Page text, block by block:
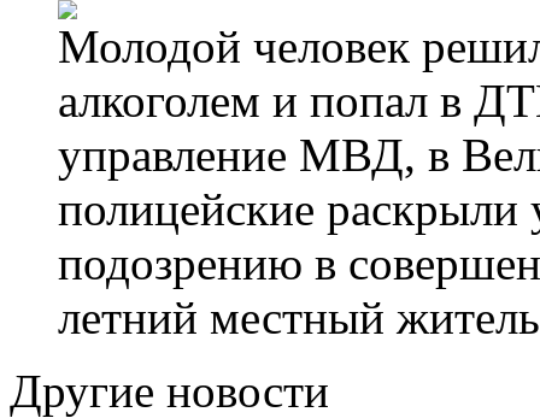
Молодой человек
алкоголем и попал в
управление МВД, в
полицейские
подозрению в
летний местный
Другие новости